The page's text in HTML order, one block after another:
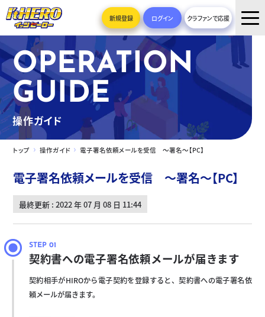
新規登録 ログイン クラファンで応援
OPERATION
GUIDE
操作ガイド
トップ 操作ガイド 電子署名依頼メールを受信 ～署名～【PC】
電子署名依頼メールを受信 ～署名～【PC】
最終更新 : 2022 年 07 月 08 日 11:44
契約書への電子署名依頼メールが届きます
契約相手がHIROから電子契約を登録すると、契約書への電子署名依
頼メールが届きます。